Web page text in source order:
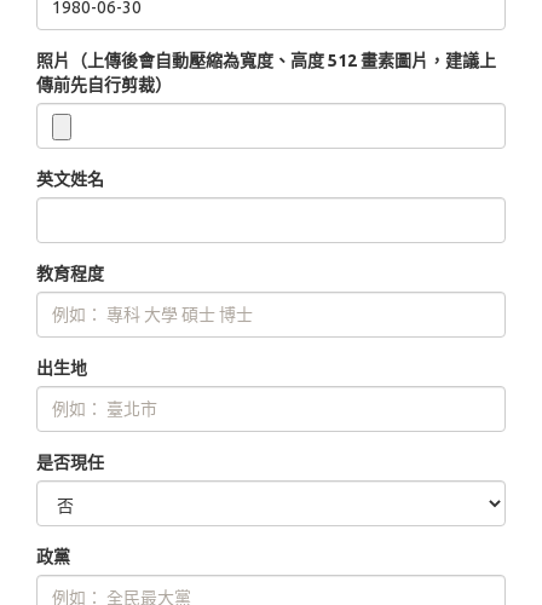
照片（上傳後會自動壓縮為寬度、高度 512 畫素圖片，建議上
傳前先自行剪裁）
英文姓名
教育程度
出生地
是否現任
政黨